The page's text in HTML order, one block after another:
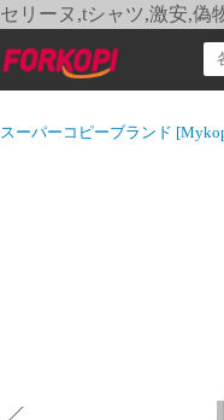
セリーヌ,tシャツ,激安,偽
スーパーコピーブランド